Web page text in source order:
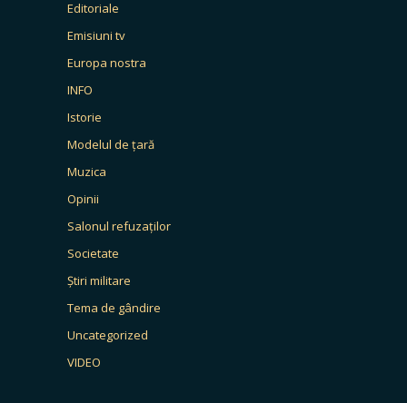
Editoriale
Emisiuni tv
Europa nostra
INFO
Istorie
Modelul de țară
Muzica
Opinii
Salonul refuzaților
Societate
Știri militare
Tema de gândire
Uncategorized
VIDEO